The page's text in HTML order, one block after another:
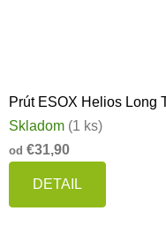
Prút ESOX Helios Long
Skladom (1 ks)
od €31,90
DETAIL